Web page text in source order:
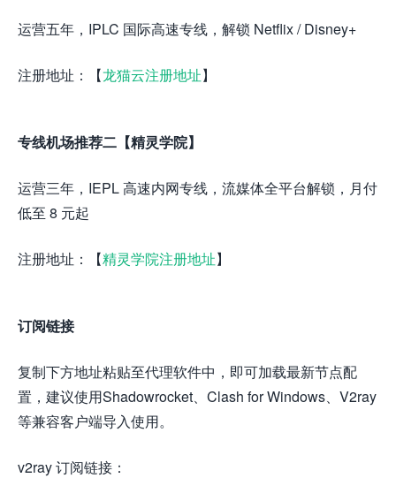
运营五年，IPLC 国际高速专线，解锁 Netflix / Disney+
注册地址：【龙猫云注册地址】
专线机场推荐二【精灵学院】
运营三年，IEPL 高速内网专线，流媒体全平台解锁，月付
低至 8 元起
注册地址：【精灵学院注册地址】
订阅链接
复制下方地址粘贴至代理软件中，即可加载最新节点配
置，建议使用Shadowrocket、Clash for Windows、V2ray
等兼容客户端导入使用。
v2ray 订阅链接：